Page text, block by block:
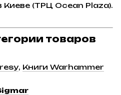
Киеве (ТРЦ Ocean Plaza).
товаров
, Книги Warhammer